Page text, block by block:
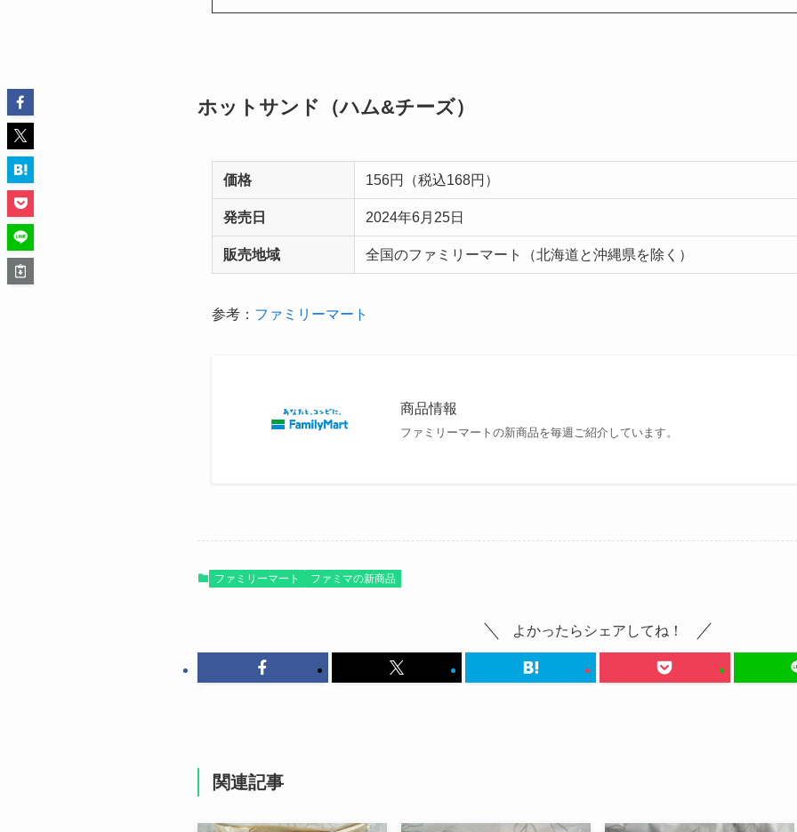
ホットサンド（ハム&チーズ）
価格 156円（税込168円）
発売日 2024年6月25日
販売地域 全国のファミリーマート（北海道と沖縄県を除く）
参考： ファミリーマート
商品情報
ファミリーマートの新商品を毎週ご紹介しています。
ファミリーマート ファミマの新商品
よかったらシェアしてね！
関連記事